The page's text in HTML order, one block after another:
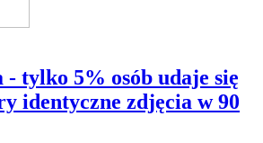
tylko 5% osób udaje się
identyczne zdjęcia w 90